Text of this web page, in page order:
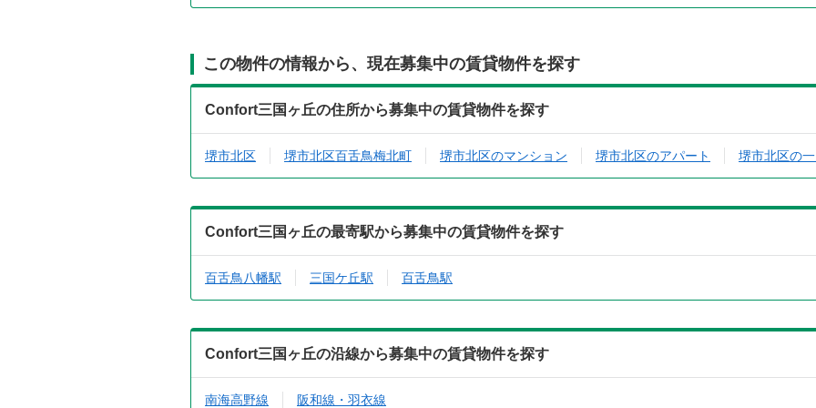
この物件の情報から、現在募集中の賃貸物件を探す
Confort三国ヶ丘の住所から募集中の賃貸物件を探す
堺市北区 堺市北区百舌鳥梅北町 堺市北区のマンション 堺市北区のアパート 堺市北区の
Confort三国ヶ丘の最寄駅から募集中の賃貸物件を探す
百舌鳥八幡駅 三国ケ丘駅 百舌鳥駅
Confort三国ヶ丘の沿線から募集中の賃貸物件を探す
南海高野線 阪和線・羽衣線